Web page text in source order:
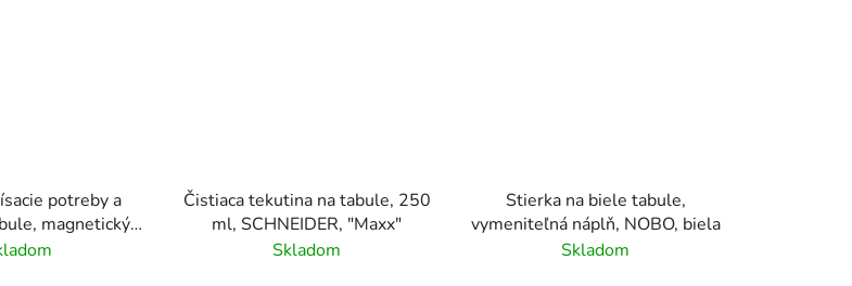
potreby a
magnetický,
cm
Čistiaca tekutina na tabule, 250
ml, SCHNEIDER, "Maxx"
Skladom
Stierka na biele tabule,
vymeniteľná náplň, NOBO, biela
Skladom